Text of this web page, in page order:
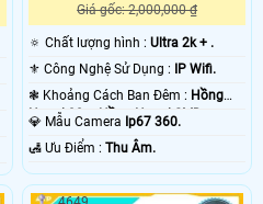
Giá gốc: 2,000,000 ₫
🔅 Chất lượng hình :Ultra 2k + .
⚜️ Công Nghệ Sử Dụng :
IP Wifi.
❃ Khoảng Cách Ban Đêm : Hồng
Ngoại 30m Hồng Ngoại SMD.
💎 Mẫu Camera Ip67 360.
️🛃 Ưu Điểm :Thu Âm.